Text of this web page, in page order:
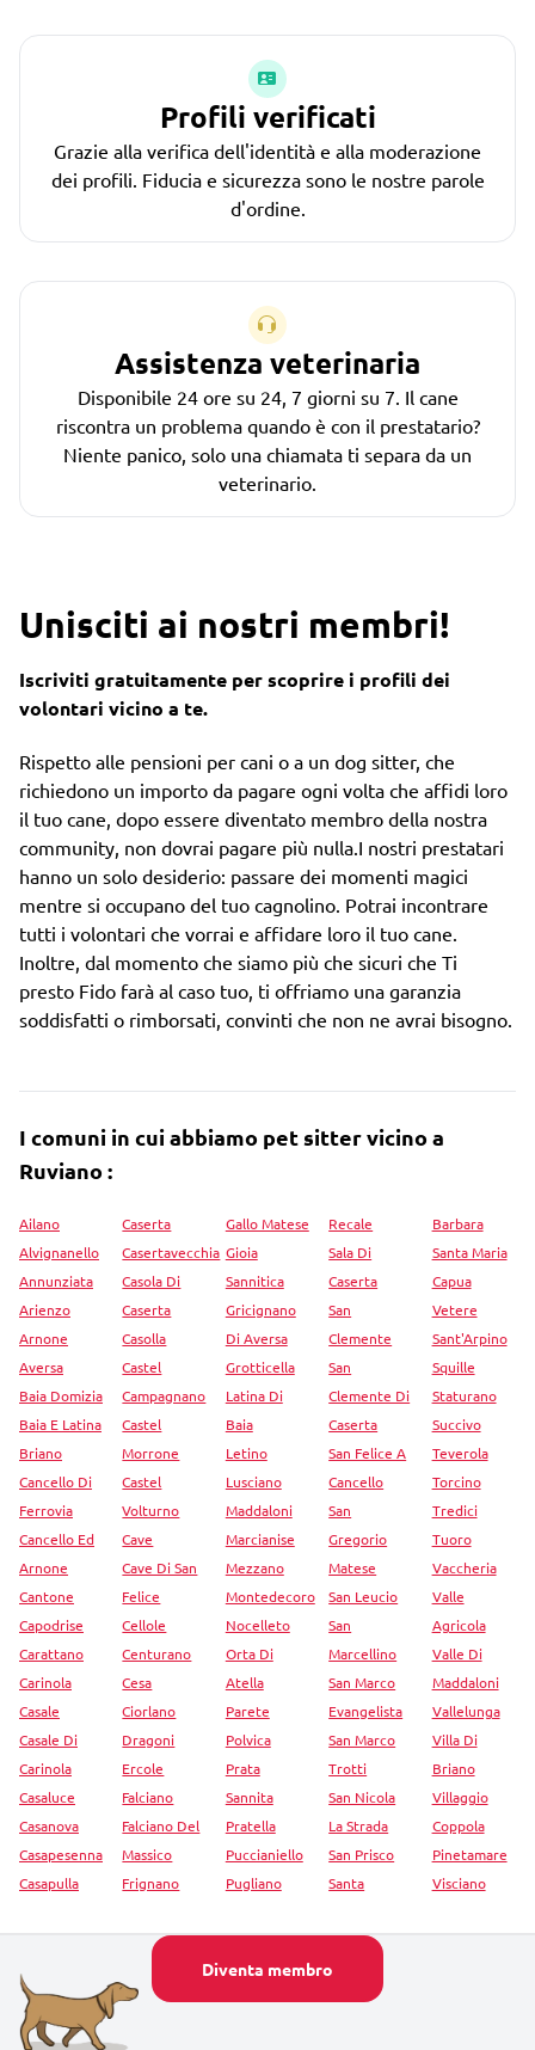
Diventa membro
Profili verificati
Grazie alla verifica dell'identità e alla moderazione
dei profili. Fiducia e sicurezza sono le nostre parole
d'ordine.
Assistenza veterinaria
Disponibile 24 ore su 24, 7 giorni su 7. Il cane
riscontra un problema quando è con il prestatario?
Niente panico, solo una chiamata ti separa da un
veterinario.
Unisciti ai nostri membri!
Iscriviti gratuitamente per scoprire i profili dei
volontari vicino a te.
Rispetto alle pensioni per cani o a un dog sitter, che
richiedono un importo da pagare ogni volta che affidi loro
il tuo cane, dopo essere diventato membro della nostra
community, non dovrai pagare più nulla.I nostri prestatari
hanno un solo desiderio: passare dei momenti magici
mentre si occupano del tuo cagnolino. Potrai incontrare
tutti i volontari che vorrai e affidare loro il tuo cane.
Inoltre, dal momento che siamo più che sicuri che Ti
presto Fido farà al caso tuo, ti offriamo una garanzia
soddisfatti o rimborsati, convinti che non ne avrai bisogno.
I comuni in cui abbiamo pet sitter vicino a
Ruviano :
Ailano
Alvignanello
Annunziata
Arienzo
Arnone
Aversa
Baia Domizia
Baia E Latina
Briano
Cancello Di
Ferrovia
Cancello Ed
Arnone
Cantone
Capodrise
Carattano
Carinola
Casale
Casale Di
Carinola
Casaluce
Casanova
Casapesenna
Casapulla
Caserta
Casertavecchia
Casola Di
Caserta
Casolla
Castel
Campagnano
Castel
Morrone
Castel
Volturno
Cave
Cave Di San
Felice
Cellole
Centurano
Cesa
Ciorlano
Dragoni
Ercole
Falciano
Falciano Del
Massico
Frignano
Gallo Matese
Gioia
Sannitica
Gricignano
Di Aversa
Grotticella
Latina Di
Baia
Letino
Lusciano
Maddaloni
Marcianise
Mezzano
Montedecoro
Nocelleto
Orta Di
Atella
Parete
Polvica
Prata
Sannita
Pratella
Puccianiello
Pugliano
Recale
Sala Di
Caserta
San
Clemente
San
Clemente Di
Caserta
San Felice A
Cancello
San
Gregorio
Matese
San Leucio
San
Marcellino
San Marco
Evangelista
San Marco
Trotti
San Nicola
La Strada
San Prisco
Santa
Barbara
Santa Maria
Capua
Vetere
Sant'Arpino
Squille
Staturano
Succivo
Teverola
Torcino
Tredici
Tuoro
Vaccheria
Valle
Agricola
Valle Di
Maddaloni
Vallelunga
Villa Di
Briano
Villaggio
Coppola
Pinetamare
Visciano